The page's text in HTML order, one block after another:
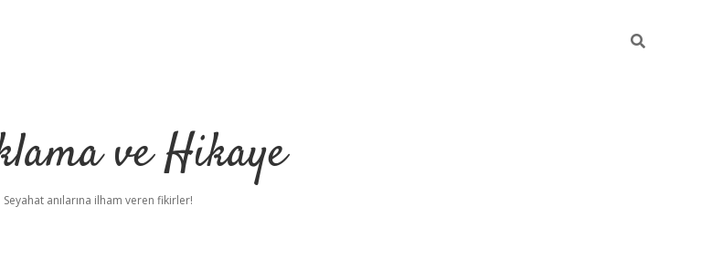
ve Hikaye
Seyahat anılarına ilham veren fikirler!